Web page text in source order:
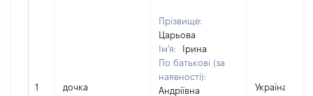
1 дочка
Прізвище:
Царьова
Ім'я:
Ірина
По батькові (за
наявності):
Андріївна
Україна